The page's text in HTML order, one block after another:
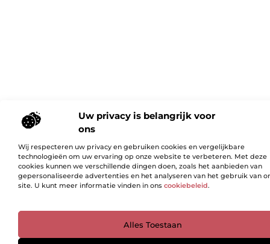
Uw privacy is belangrijk voor
ons
Wij respecteren uw privacy en gebruiken cookies en vergelijkbare
technologieën om uw ervaring op onze website te verbeteren. Met deze
cookies kunnen we verschillende dingen doen, zoals het aanbieden van
gepersonaliseerde advertenties en het analyseren van het gebruik van
site. U kunt meer informatie vinden in ons cookiebeleid.
Alles Toestaan